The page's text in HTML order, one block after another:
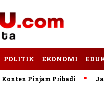
POLITIK EKONOMI
Pinjam Pribadi Jalan